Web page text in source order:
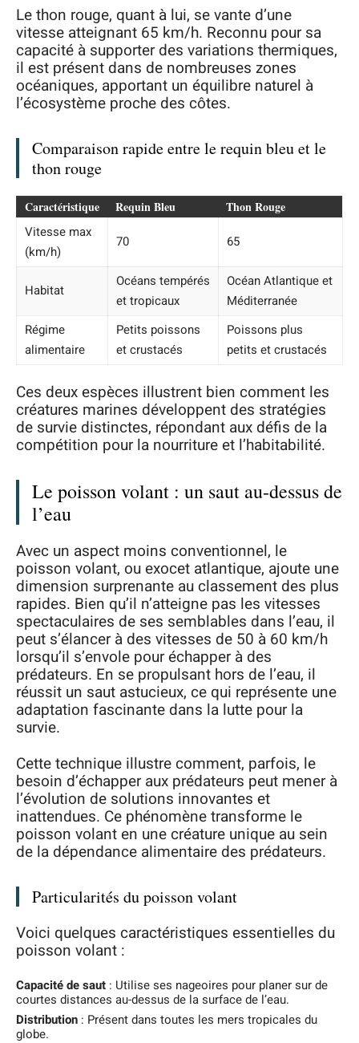
Le thon rouge, quant à lui, se vante d’une
vitesse atteignant 65 km/h. Reconnu pour sa
capacité à supporter des variations thermiques,
il est présent dans de nombreuses zones
océaniques, apportant un équilibre naturel à
l’écosystème proche des côtes.
Comparaison rapide entre le requin bleu et le
thon rouge
Caractéristique Requin Bleu Thon Rouge
Vitesse max
(km/h)
70 65
Habitat
Océans tempérés
et tropicaux
Océan Atlantique et
Méditerranée
Régime
alimentaire
Petits poissons
et crustacés
Poissons plus
petits et crustacés
Ces deux espèces illustrent bien comment les
créatures marines développent des stratégies
de survie distinctes, répondant aux défis de la
compétition pour la nourriture et l’habitabilité.
Le poisson volant : un saut au-dessus de
l’eau
Avec un aspect moins conventionnel, le
poisson volant, ou exocet atlantique, ajoute une
dimension surprenante au classement des plus
rapides. Bien qu’il n’atteigne pas les vitesses
spectaculaires de ses semblables dans l’eau, il
peut s’élancer à des vitesses de 50 à 60 km/h
lorsqu’il s’envole pour échapper à des
prédateurs. En se propulsant hors de l’eau, il
réussit un saut astucieux, ce qui représente une
adaptation fascinante dans la lutte pour la
survie.
Cette technique illustre comment, parfois, le
besoin d’échapper aux prédateurs peut mener à
l’évolution de solutions innovantes et
inattendues. Ce phénomène transforme le
poisson volant en une créature unique au sein
de la dépendance alimentaire des prédateurs.
Particularités du poisson volant
Voici quelques caractéristiques essentielles du
poisson volant :
Capacité de saut : Utilise ses nageoires pour planer sur de
courtes distances au-dessus de la surface de l’eau.
Distribution : Présent dans toutes les mers tropicales du
globe.